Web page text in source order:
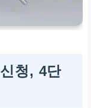
청, 4단